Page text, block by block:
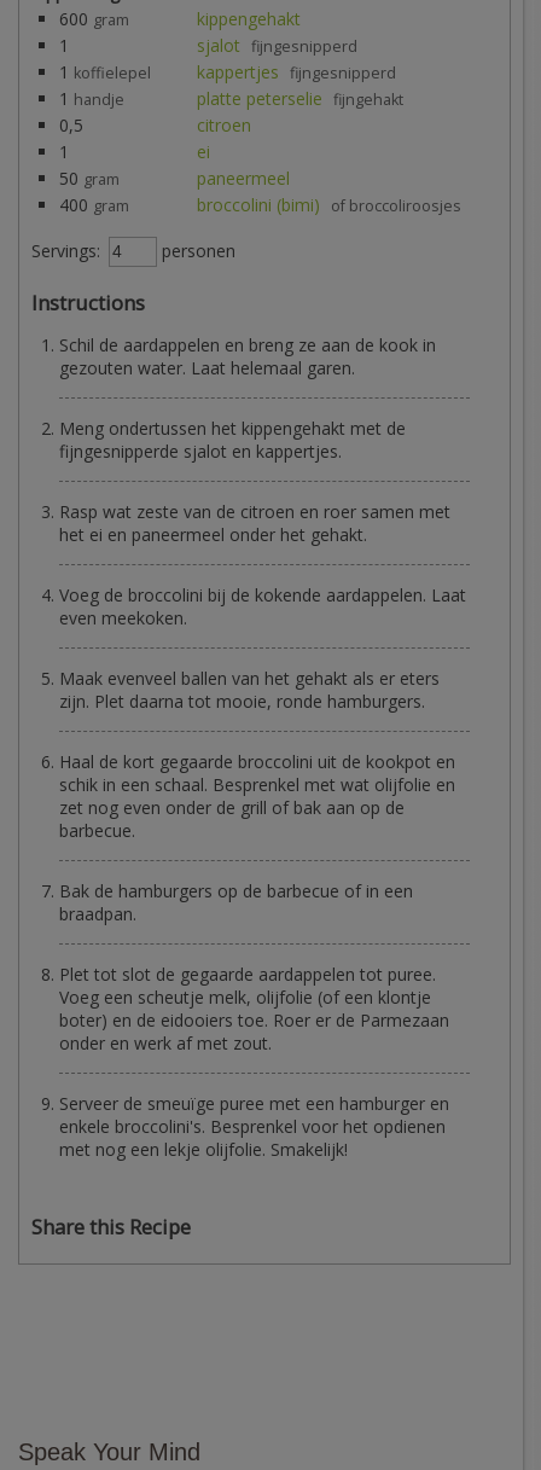
600 gram
kippengehakt
1
sjalot fijngesnipperd
1 koffielepel kappertjes fijngesnipperd
1 handje platte peterselie fijngehakt
0,5
citroen
1
ei
50 gram
paneermeel
400 gram broccolini (bimi) of broccoliroosjes
Servings: personen
Instructions
Schil de aardappelen en breng ze aan de kook in
gezouten water. Laat helemaal garen.
Meng ondertussen het kippengehakt met de
fijngesnipperde sjalot en kappertjes.
Rasp wat zeste van de citroen en roer samen met
het ei en paneermeel onder het gehakt.
Voeg de broccolini bij de kokende aardappelen. Laat
even meekoken.
Maak evenveel ballen van het gehakt als er eters
zijn. Plet daarna tot mooie, ronde hamburgers.
Haal de kort gegaarde broccolini uit de kookpot en
schik in een schaal. Besprenkel met wat olijfolie en
zet nog even onder de grill of bak aan op de
barbecue.
Bak de hamburgers op de barbecue of in een
braadpan.
Plet tot slot de gegaarde aardappelen tot puree.
Voeg een scheutje melk, olijfolie (of een klontje
boter) en de eidooiers toe. Roer er de Parmezaan
onder en werk af met zout.
Serveer de smeuïge puree met een hamburger en
enkele broccolini's. Besprenkel voor het opdienen
met nog een lekje olijfolie. Smakelijk!
Share this Recipe
Speak Your Mind